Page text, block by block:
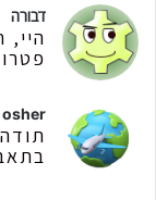
דבורה
היי,
osher